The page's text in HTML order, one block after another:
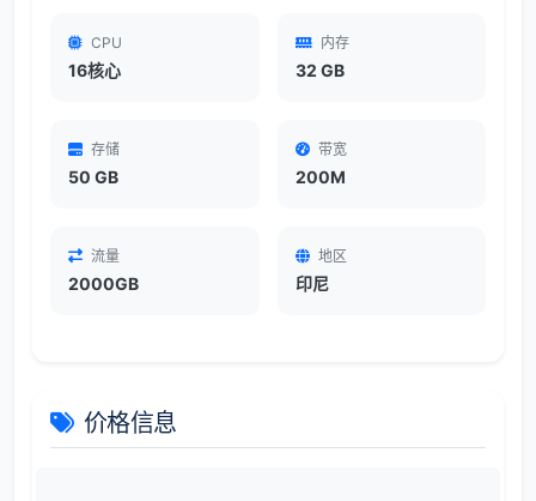
CPU
16核心
内存
32 GB
存储
50 GB
带宽
200M
流量
2000GB
地区
印尼
价格信息